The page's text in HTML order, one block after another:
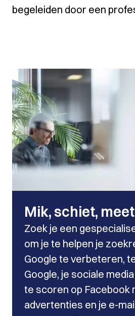
begeleiden door een
Mik, schiet,
Zoek je een
om je te helpen je
Google te verbeteren,
Google, je sociale
te scoren op Facebook
advertenties en je e-